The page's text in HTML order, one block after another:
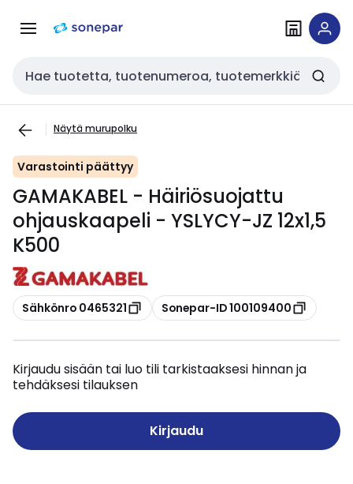
navigointiinsisältöön
Haku
Näytä murupolku
Varastointi päättyy
GAMAKABEL - Häiriösuojattu
ohjauskaapeli - YSLYCY-JZ 12x1,5
K500
Kopioi
Sähkönro 0465321 Kopioi
Sonepar-ID 100109400
Kirjaudu sisään tai luo tili tarkistaaksesi hinnan ja
tehdäksesi tilauksen
Kirjaudu